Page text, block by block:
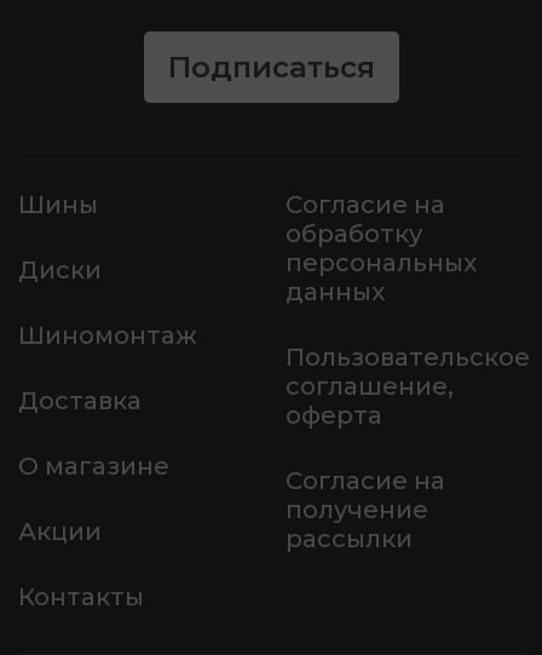
Подписаться
Шины
Диски
Шиномонтаж
Доставка
О магазине
Акции
Контакты
Согласие на
обработку
персональных
данных
Пользовательское
соглашение,
оферта
Согласие на
получение
рассылки